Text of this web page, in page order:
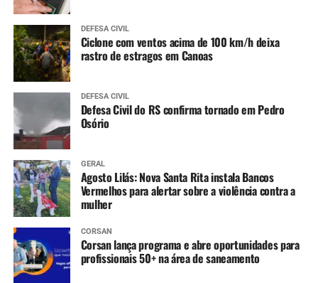
DEFESA CIVIL
Ciclone com ventos acima de 100 km/h deixa
rastro de estragos em Canoas
DEFESA CIVIL
Defesa Civil do RS confirma tornado em Pedro
Osório
GERAL
Agosto Lilás: Nova Santa Rita instala Bancos
Vermelhos para alertar sobre a violência contra a
mulher
CORSAN
Corsan lança programa e abre oportunidades para
profissionais 50+ na área de saneamento